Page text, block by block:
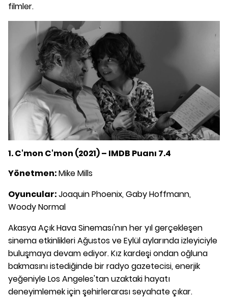
filmler.
1. C'mon C'mon (2021) – IMDB Puanı 7.4
Yönetmen:Mike Mills
Oyuncular:Joaquin Phoenix, Gaby Hoffmann,
Woody Normal
Akasya Açık Hava Sineması'nın her yıl gerçekleşen
sinema etkinlikleri Ağustos ve Eylül aylarında izleyiciyle
buluşmaya devam ediyor. Kız kardeşi ondan oğluna
bakmasını istediğinde bir radyo gazetecisi, enerjik
yeğeniyle Los Angeles'tan uzaktaki hayatı
deneyimlemek için şehirlerarası seyahate çıkar.